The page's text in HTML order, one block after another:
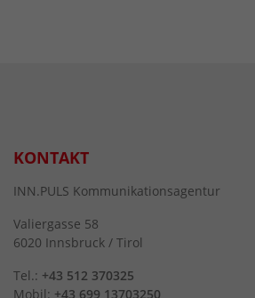
KONTAKT
INN.PULS Kommunikationsagentur
Valiergasse 58
6020 Innsbruck / Tirol
Tel.: +43 512 370325
Mobil: +43 699 13703250